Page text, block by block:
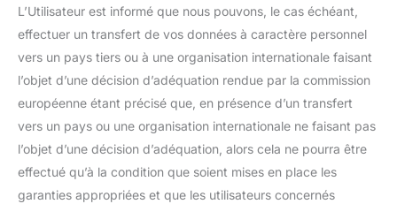
L’Utilisateur est informé que nous pouvons, le cas échéant,
effectuer un transfert de vos données à caractère personnel
vers un pays tiers ou à une organisation internationale faisant
l’objet d’une décision d’adéquation rendue par la commission
européenne étant précisé que, en présence d’un transfert
vers un pays ou une organisation internationale ne faisant pas
l’objet d’une décision d’adéquation, alors cela ne pourra être
effectué qu’à la condition que soient mises en place les
garanties appropriées et que les utilisateurs concernés